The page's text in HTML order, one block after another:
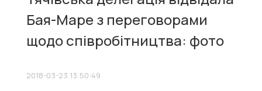
Бая-Маре з переговорами
щодо співробітництва: фото
2018-03-23 13:50:49